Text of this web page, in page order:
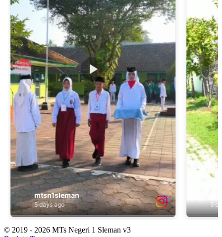
© 2019 - 2026 MTs Negeri 1 Sleman v3